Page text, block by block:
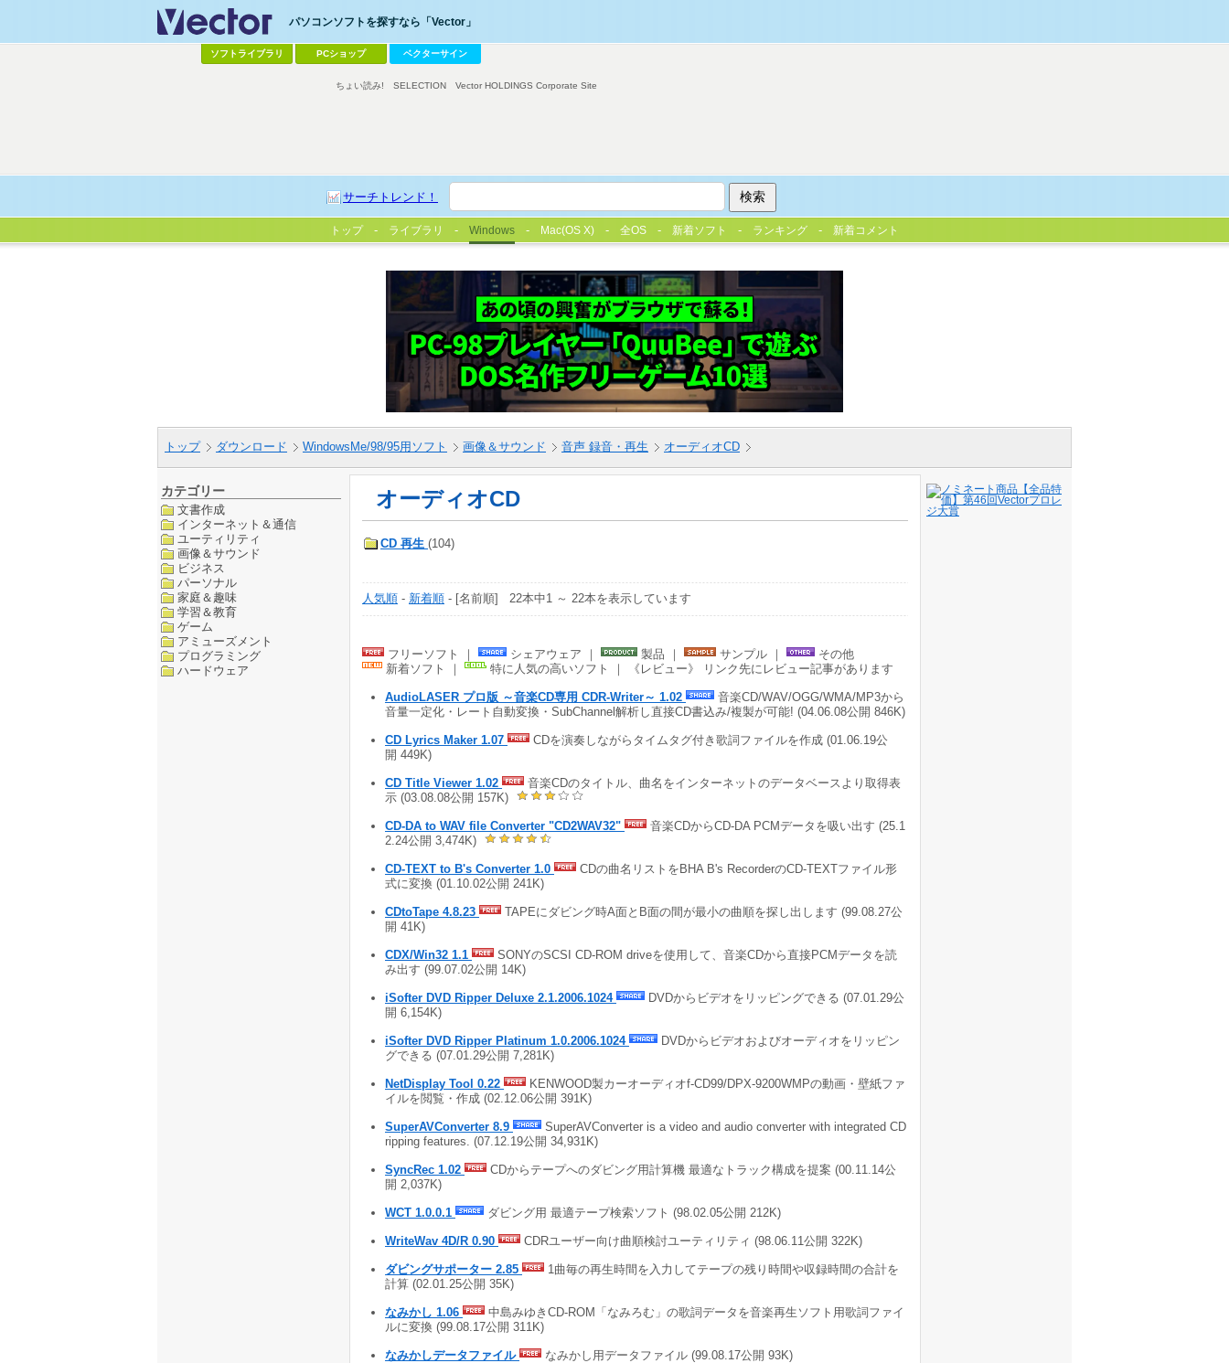
パソコンソフトを探すなら「Vector」
ソフトライブラリ PCショップ ベクターサイン
サーチトレンド！
ちょい読み! SELECTION Vector HOLDINGS Corporate Site
トップ ライブラリ Windows Mac(OS X) 全OS 新着ソフト ランキング 新着コメント
トップ ダウンロード WindowsMe/98/95用ソフト 画像＆サウンド 音声 録音・再生 オーディオCD
カテゴリー
文書作成
インターネット＆通信
ユーティリティ
画像＆サウンド
ビジネス
パーソナル
家庭＆趣味
学習＆教育
ゲーム
アミューズメント
プログラミング
ハードウェア
オーディオCD
CD 再生 (104)
人気順 - 新着順 - [名前順] 22本中1 ～ 22本を表示しています
フリーソフト ｜ シェアウェア ｜ 製品 ｜ サンプル ｜
その他
新着ソフト ｜
特に人気の高いソフト ｜ 《レビュー》 リンク先にレビュー記事があります
AudioLASER プロ版 ～音楽CD専用 CDR-Writer～ 1.02
音楽CD/WAV/OGG/WMA/MP3から
音量一定化・レート自動変換・SubChannel解析し直接CD書込み/複製が可能! (04.06.08公開 846K)
CD Lyrics Maker 1.07
CDを演奏しながらタイムタグ付き歌詞ファイルを作成 (01.06.19公
開 449K)
CD Title Viewer 1.02
音楽CDのタイトル、曲名をインターネットのデータベースより取得表
示 (03.08.08公開 157K)
CD-DA to WAV file Converter "CD2WAV32"
音楽CDからCD-DA PCMデータを吸い出す (25.1
2.24公開 3,474K)
CD-TEXT to B's Converter 1.0
CDの曲名リストをBHA B's RecorderのCD-TEXTファイル形
式に変換 (01.10.02公開 241K)
CDtoTape 4.8.23
TAPEにダビング時A面とB面の間が最小の曲順を探し出します (99.08.27公
開 41K)
CDX/Win32 1.1
SONYのSCSI CD-ROM driveを使用して、音楽CDから直接PCMデータを読
み出す (99.07.02公開 14K)
iSofter DVD Ripper Deluxe 2.1.2006.1024
DVDからビデオをリッピングできる (07.01.29公
開 6,154K)
iSofter DVD Ripper Platinum 1.0.2006.1024
DVDからビデオおよびオーディオをリッピン
グできる (07.01.29公開 7,281K)
NetDisplay Tool 0.22
KENWOOD製カーオーディオf-CD99/DPX-9200WMPの動画・壁紙ファ
イルを閲覧・作成 (02.12.06公開 391K)
SuperAVConverter 8.9
SuperAVConverter is a video and audio converter with integrated CD
ripping features. (07.12.19公開 34,931K)
SyncRec 1.02
CDからテープへのダビング用計算機 最適なトラック構成を提案 (00.11.14公
開 2,037K)
WCT 1.0.0.1 ダビング用 最適テープ検索ソフト (98.02.05公開 212K)
WriteWav 4D/R 0.90 CDRユーザー向け曲順検討ユーティリティ (98.06.11公開 322K)
ダビングサポーター 2.85
1曲毎の再生時間を入力してテープの残り時間や収録時間の合計を
計算 (02.01.25公開 35K)
なみかし 1.06
中島みゆきCD-ROM「なみろむ」の歌詞データを音楽再生ソフト用歌詞ファイ
ルに変換 (99.08.17公開 311K)
なみかしデータファイル なみかし用データファイル (99.08.17公開 93K)